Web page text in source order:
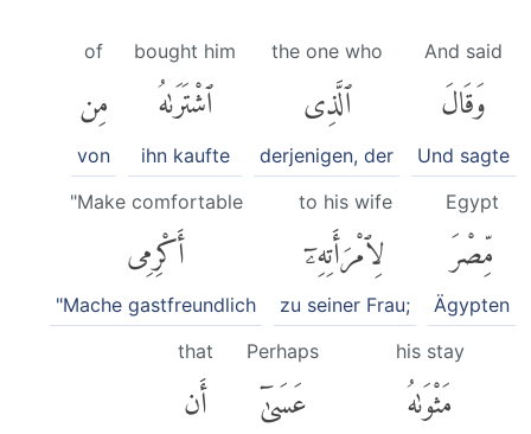
And said
وَقَالَ
Und sagte
the one who
ٱلَّذِى
derjenigen, der
bought him
ٱشْتَرَىٰهُ
ihn kaufte
of
مِن
von
Egypt
مِّصْرَ
Ägypten
to his wife
لِٱمْرَأَتِهِۦٓ
zu seiner Frau;
"Make comfortable
أَكْرِمِى
"Mache gastfreundlich
his stay
مَثْوَىٰهُ
Perhaps
عَسَىٰٓ
that
أَن